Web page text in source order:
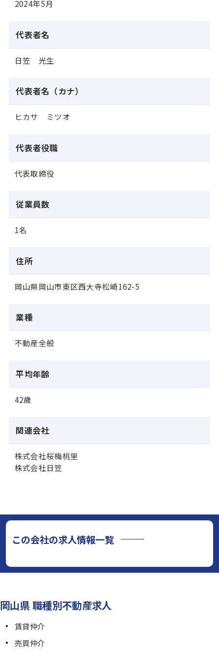
2024年5月
代表者名
日笠 光生
代表者名（カナ）
ヒカサ ミツオ
代表者役職
代表取締役
従業員数
1名
住所
岡山県岡山市東区西大寺松崎162-5
業種
不動産全般
平均年齢
42歳
関連会社
株式会社桜梅桃里
株式会社日笠
この会社の求人情報一覧
岡山県 職種別不動産求人
賃貸仲介
売買仲介